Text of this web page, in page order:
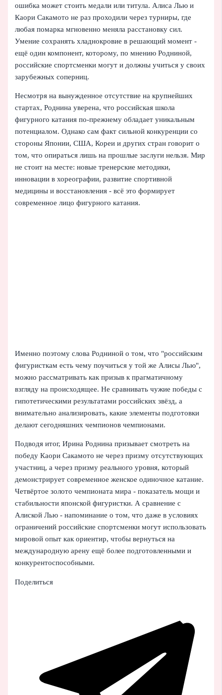
ошибка может стоить медали или титула. Алиса Лью и
Каори Сакамото не раз проходили через турниры, где
любая помарка мгновенно меняла расстановку сил.
Умение сохранять хладнокровие в решающий момент -
ещё один компонент, которому, по мнению Родниной,
российские спортсменки могут и должны учиться у своих
зарубежных соперниц.
Несмотря на вынужденное отсутствие на крупнейших
стартах, Роднина уверена, что российская школа
фигурного катания по‑прежнему обладает уникальным
потенциалом. Однако сам факт сильной конкуренции со
стороны Японии, США, Кореи и других стран говорит о
том, что опираться лишь на прошлые заслуги нельзя. Мир
не стоит на месте: новые тренерские методики,
инновации в хореографии, развитие спортивной
медицины и восстановления - всё это формирует
современное лицо фигурного катания.
Именно поэтому слова Родниной о том, что "российским
фигуристкам есть чему поучиться у той же Алисы Лью",
можно рассматривать как призыв к прагматичному
взгляду на происходящее. Не сравнивать чужие победы с
гипотетическими результатами российских звёзд, а
внимательно анализировать, какие элементы подготовки
делают сегодняшних чемпионов чемпионами.
Подводя итог, Ирина Роднина призывает смотреть на
победу Каори Сакамото не через призму отсутствующих
участниц, а через призму реального уровня, который
демонстрирует современное женское одиночное катание.
Четвёртое золото чемпионата мира - показатель мощи и
стабильности японской фигуристки. А сравнение с
Алиской Лью - напоминание о том, что даже в условиях
ограничений российские спортсменки могут использовать
мировой опыт как ориентир, чтобы вернуться на
международную арену ещё более подготовленными и
конкурентоспособными.
Поделиться